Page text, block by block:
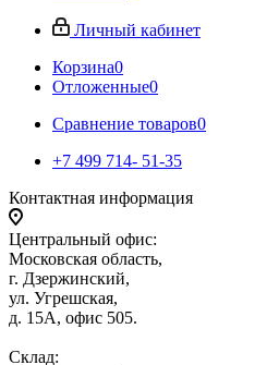
Личный кабинет
Корзина0
Отложенные0
Сравнение товаров0
+7 499 714- 51-35
Контактная информация
Центральный офис:
Московская область,
г. Дзержинский,
ул. Угрешская,
д. 15А, офис 505.
Склад: